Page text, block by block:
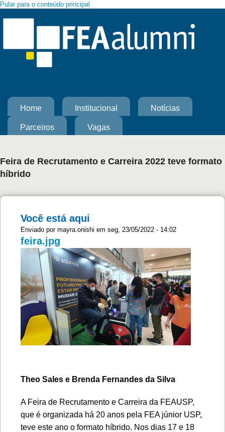
Pular para o conteúdo principal
Home Institucional Notícias
Parceiros Vagas
Feira de Recrutamento e Carreira 2022 teve formato
híbrido
Você está aqui
Enviado por mayra.onishi em seg, 23/05/2022 - 14:02
feira.jpg
Theo Sales e Brenda Fernandes da Silva
A Feira de Recrutamento e Carreira da FEAUSP,
que é organizada há 20 anos pela FEA júnior USP,
teve este ano o formato híbrido. Nos dias 17 e 18